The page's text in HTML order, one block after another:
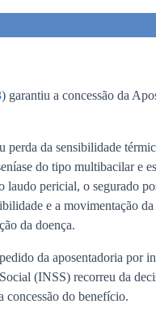
) garantiu a concessão da
perda da sensibilidade
do tipo multibacilar e
laudo pericial, o segurado
e a movimentação
da doença.
da aposentadoria por
(INSS) recorreu da
concessão do benefício.